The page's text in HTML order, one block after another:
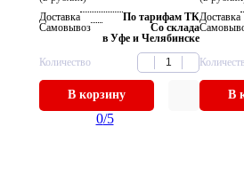
Доставка
По тарифам ТК
Самовывоз
Со склада
в Уфе и Челябинске
Количество
В корзину
Доставка
В
0/5